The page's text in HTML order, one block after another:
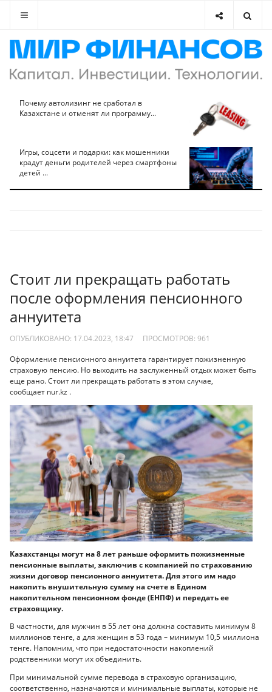
Почему автолизинг не сработал в
Казахстане и отменят ли программу...
Игры, соцсети и подарки: как мошенники
крадут деньги родителей через смартфоны
детей ...
Стоит ли прекращать работать
после оформления пенсионного
аннуитета
ОПУБЛИКОВАНО: 17.04.2023, 18:47 ПРОСМОТРОВ: 961
Оформление пенсионного аннуитета гарантирует пожизненную
страховую пенсию. Но выходить на заслуженный отдых может быть
еще рано. Стоит ли прекращать работать в этом случае,
сообщает nur.kz .
Казахстанцы могут на 8 лет раньше оформить пожизненные
пенсионные выплаты, заключив с компанией по страхованию
жизни договор пенсионного аннуитета. Для этого им надо
накопить внушительную сумму на счете в Едином
накопительном пенсионном фонде (ЕНПФ) и передать ее
страховщику.
В частности, для мужчин в 55 лет она должна составить минимум 8
миллионов тенге, а для женщин в 53 года – минимум 10,5 миллиона
тенге. Напомним, что при недостаточности накоплений
родственники могут их объединить.
При минимальной сумме перевода в страховую организацию,
соответственно, назначаются и минимальные выплаты, которые не